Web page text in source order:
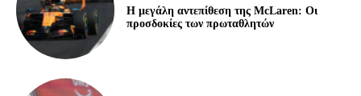
Η μεγάλη αντεπίθεση της McLaren: Οι
προσδοκίες των πρωταθλητών